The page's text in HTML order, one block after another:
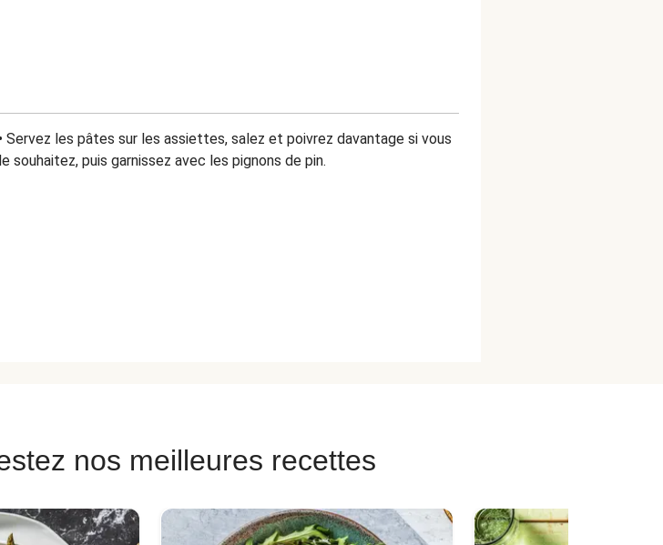
• Servez les pâtes sur les assiettes, salez et poivrez davantage si vous
le souhaitez, puis garnissez avec les pignons de pin.
nos meilleures recettes